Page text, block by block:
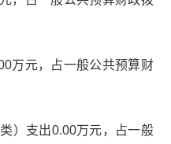
万元，占一般公共预算财
）支出0.00万元，占一般